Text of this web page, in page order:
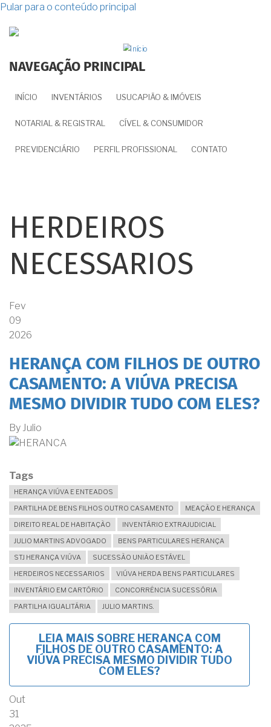
Pular para o conteúdo principal
NAVEGAÇÃO PRINCIPAL
INÍCIO INVENTÁRIOS USUCAPIÃO & IMÓVEIS
NOTARIAL & REGISTRAL CÍVEL & CONSUMIDOR
PREVIDENCIÁRIO PERFIL PROFISSIONAL CONTATO
HERDEIROS
NECESSARIOS
Fev
09
2026
HERANÇA COM FILHOS DE OUTRO
CASAMENTO: A VIÚVA PRECISA
MESMO DIVIDIR TUDO COM ELES?
By Julio
Tags
HERANÇA VIÚVA E ENTEADOS
PARTILHA DE BENS FILHOS OUTRO CASAMENTO
MEAÇÃO E HERANÇA
DIREITO REAL DE HABITAÇÃO
INVENTÁRIO EXTRAJUDICIAL
JULIO MARTINS ADVOGADO
BENS PARTICULARES HERANÇA
STJ HERANÇA VIÚVA
SUCESSÃO UNIÃO ESTÁVEL
HERDEIROS NECESSARIOS
VIÚVA HERDA BENS PARTICULARES
INVENTÁRIO EM CARTÓRIO
CONCORRÊNCIA SUCESSÓRIA
PARTILHA IGUALITÁRIA
JULIO MARTINS.
LEIA MAIS SOBRE HERANÇA COM
FILHOS DE OUTRO CASAMENTO: A
VIÚVA PRECISA MESMO DIVIDIR TUDO
COM ELES?
Out
31